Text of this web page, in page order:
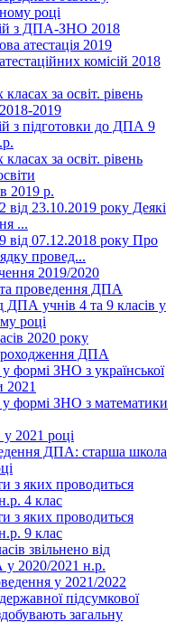
році
з ДПА-ЗНО 2018
атестація 2019
комісій 2018
за освіт. рівень
2019
з підготовки до ДПА 9
за освіт. рівень
2019 р.
23.10.2019 року Деякі
...
07.12.2018 року Про
провед...
2019/2020
проведення ДПА
ДПА учнів 4 та 9 класів у
році
2020 року
ДПА
формі ЗНО з української
2021
формі ЗНО з математики
2021 році
ДПА: старша школа
з яких проводиться
4 клас
з яких проводиться
9 клас
звільнено від
2020/2021 н.р.
у 2021/2022
підсумкової
загальну